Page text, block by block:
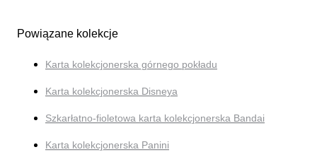
Powiązane kolekcje
Karta kolekcjonerska górnego pokładu
Karta kolekcjonerska Disneya
Szkarłatno-fioletowa karta kolekcjonerska Bandai
Karta kolekcjonerska Panini